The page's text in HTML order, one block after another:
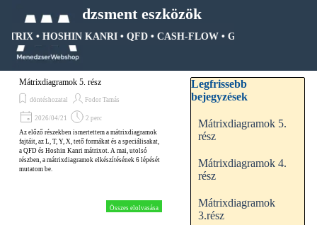
Menedzsment eszközök
• HOSHIN KANRI • QFD • CASH-FLOW • GANTT DIAGRAM •
Ugrás a menüre
Mátrixdiagramok 5. rész
döntéshozatal Fodor Tamás
2026/04/21
2 perc
Az előző részekben ismertettem a mátrixdiagramok
fajtáit, az L, T, Y, X, tető formákat és a speciálisakat,
a QFD és Hoshin Kanri mátrixot. A mai, utolsó
részben, a mátrixdiagramok elkészítésének 6 lépését
mutatom be.
Összes elolvasása
Kihagy blokk Legfrissebb
Legfrissebb
bejegyzések
Mátrixdiagramok 5.
rész
Mátrixdiagramok 4.
rész
Mátrixdiagramok
3.rész